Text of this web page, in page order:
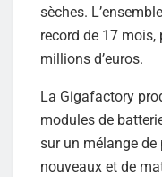
sèches.
record de 17 mois,
millions d’euros.
La Gigafactory
modules de
sur un mélange
nouveaux et de